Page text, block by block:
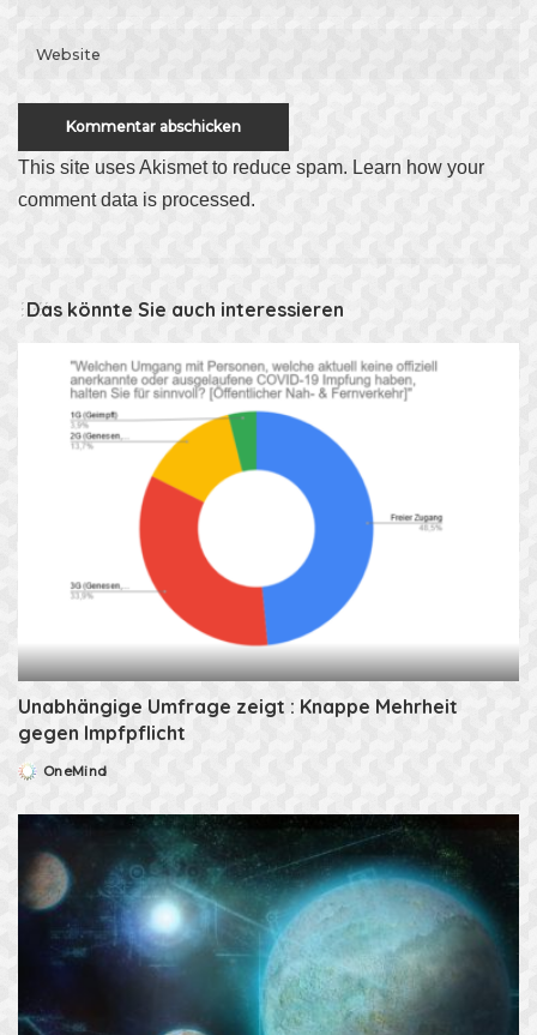
This site uses Akismet to reduce spam. Learn how your
comment data is processed.
Das könnte Sie auch interessieren
Unabhängige Umfrage zeigt : Knappe Mehrheit
gegen Impfpflicht
PostedOneMind